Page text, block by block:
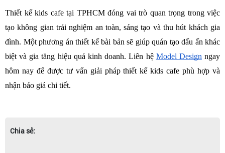
Thiết kế kids cafe tại TPHCM đóng vai trò quan trọng trong việc
tạo không gian trải nghiệm an toàn, sáng tạo và thu hút khách gia
đình. Một phương án thiết kế bài bản sẽ giúp quán tạo dấu ấn khác
biệt và gia tăng hiệu quả kinh doanh. Liên hệ Model Design ngay
hôm nay để được tư vấn giải pháp thiết kế kids cafe phù hợp và
nhận báo giá chi tiết.
Chia sẻ: